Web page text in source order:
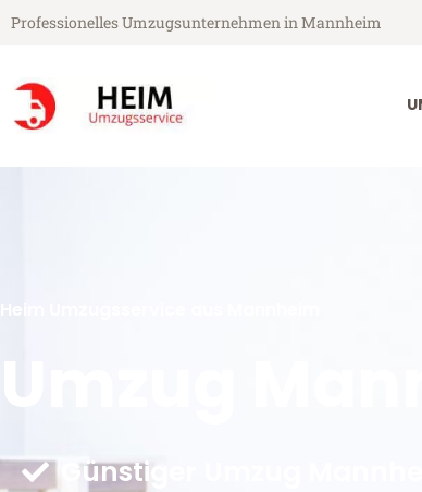
Professionelles Umzugsunternehmen in Mannheim
Umzug
Günstiger Umzug